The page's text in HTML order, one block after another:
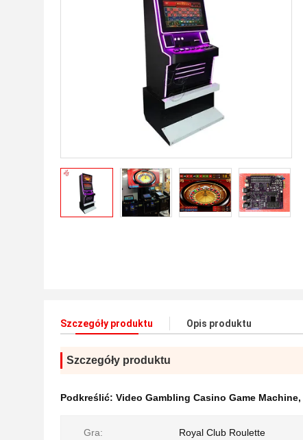
Szczegóły produktu Opis produktu
Szczegóły produktu
Podkreślić: Video Gambling Casino Game Machine,
Gra: Royal Club Roulette